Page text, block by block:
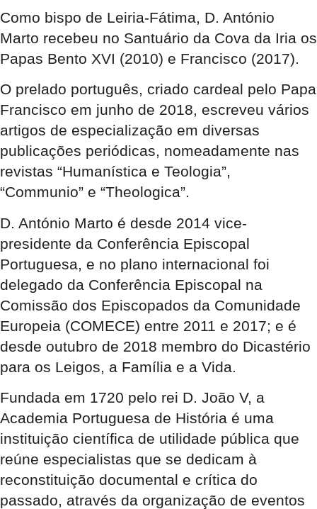
Como bispo de Leiria-Fátima, D. António
Marto recebeu no Santuário da Cova da Iria os
Papas Bento XVI (2010) e Francisco (2017).
O prelado português, criado cardeal pelo Papa
Francisco em junho de 2018, escreveu vários
artigos de especialização em diversas
publicações periódicas, nomeadamente nas
revistas “Humanística e Teologia”,
“Communio” e “Theologica”.
D. António Marto é desde 2014 vice-
presidente da Conferência Episcopal
Portuguesa, e no plano internacional foi
delegado da Conferência Episcopal na
Comissão dos Episcopados da Comunidade
Europeia (COMECE) entre 2011 e 2017; e é
desde outubro de 2018 membro do Dicastério
para os Leigos, a Família e a Vida.
Fundada em 1720 pelo rei D. João V, a
Academia Portuguesa de História é uma
instituição científica de utilidade pública que
reúne especialistas que se dedicam à
reconstituição documental e crítica do
passado, através da organização de eventos